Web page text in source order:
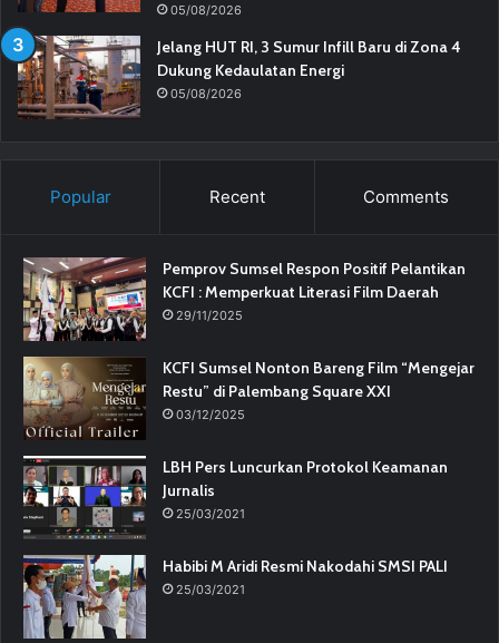
05/08/2026
Jelang HUT RI, 3 Sumur Infill Baru di Zona 4
Dukung Kedaulatan Energi
05/08/2026
Popular Recent Comments
Pemprov Sumsel Respon Positif Pelantikan
KCFI : Memperkuat Literasi Film Daerah
29/11/2025
KCFI Sumsel Nonton Bareng Film “Mengejar
Restu” di Palembang Square XXI
03/12/2025
LBH Pers Luncurkan Protokol Keamanan
Jurnalis
25/03/2021
Habibi M Aridi Resmi Nakodahi SMSI PALI
25/03/2021